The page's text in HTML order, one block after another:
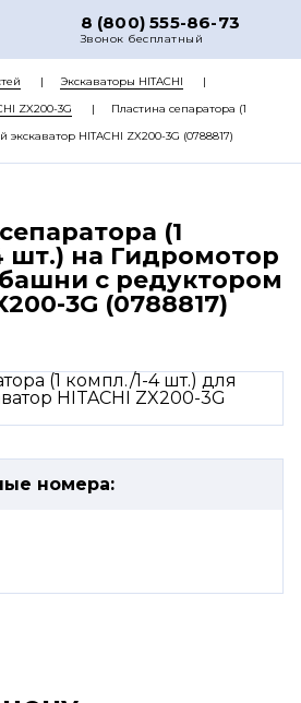
8 (800) 555-86-73
Звонок бесплатный
О НАС
ЗАПЧАСТЕЙ
РЕМОНТ
ЦЕНЫ
КОНТАКТЫ
Экскаваторы HITACHI
ZX200-3G
Пластина сепаратора (1
HITACHI ZX200-3G (0788817)
(1
шт.) на Гидромотор
с редуктором
3G (0788817)
номера: